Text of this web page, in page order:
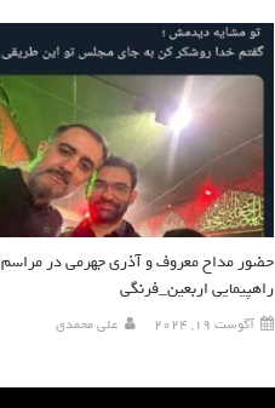
حضور مداح معروف و آذری جهرمی در مراسم
راهپیمایی اربعین_فرنگی
آگوست 19, 2024 علی محمدی